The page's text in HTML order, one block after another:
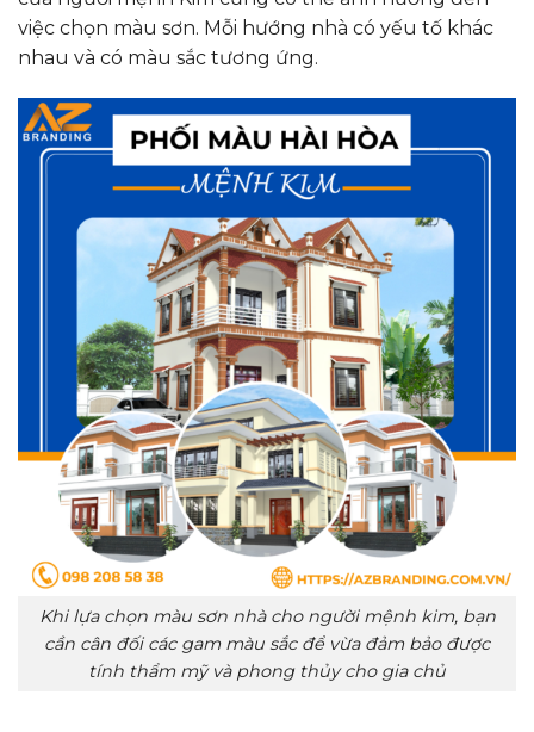
việc chọn màu sơn. Mỗi hướng nhà có yếu tố khác
nhau và có màu sắc tương ứng.
Khi lựa chọn màu sơn nhà cho người mệnh kim, bạn
cần cân đối các gam màu sắc để vừa đảm bảo được
tính thẩm mỹ và phong thủy cho gia chủ